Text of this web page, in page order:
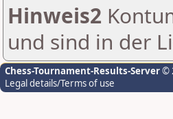
Hinweis2
und sind in der
Chess-Tournament-Results-Server©
Legal details/Terms of use